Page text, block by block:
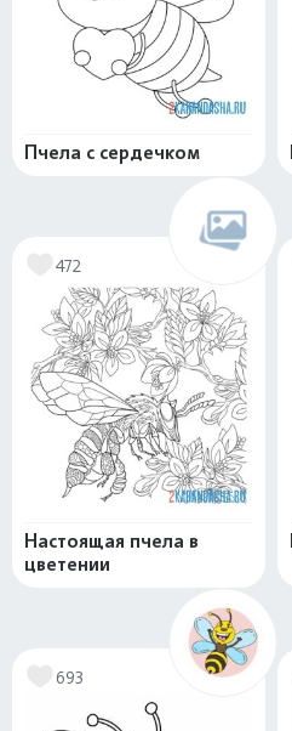
Пчела с сердечком
472
Настоящая пчела в
цветении
693